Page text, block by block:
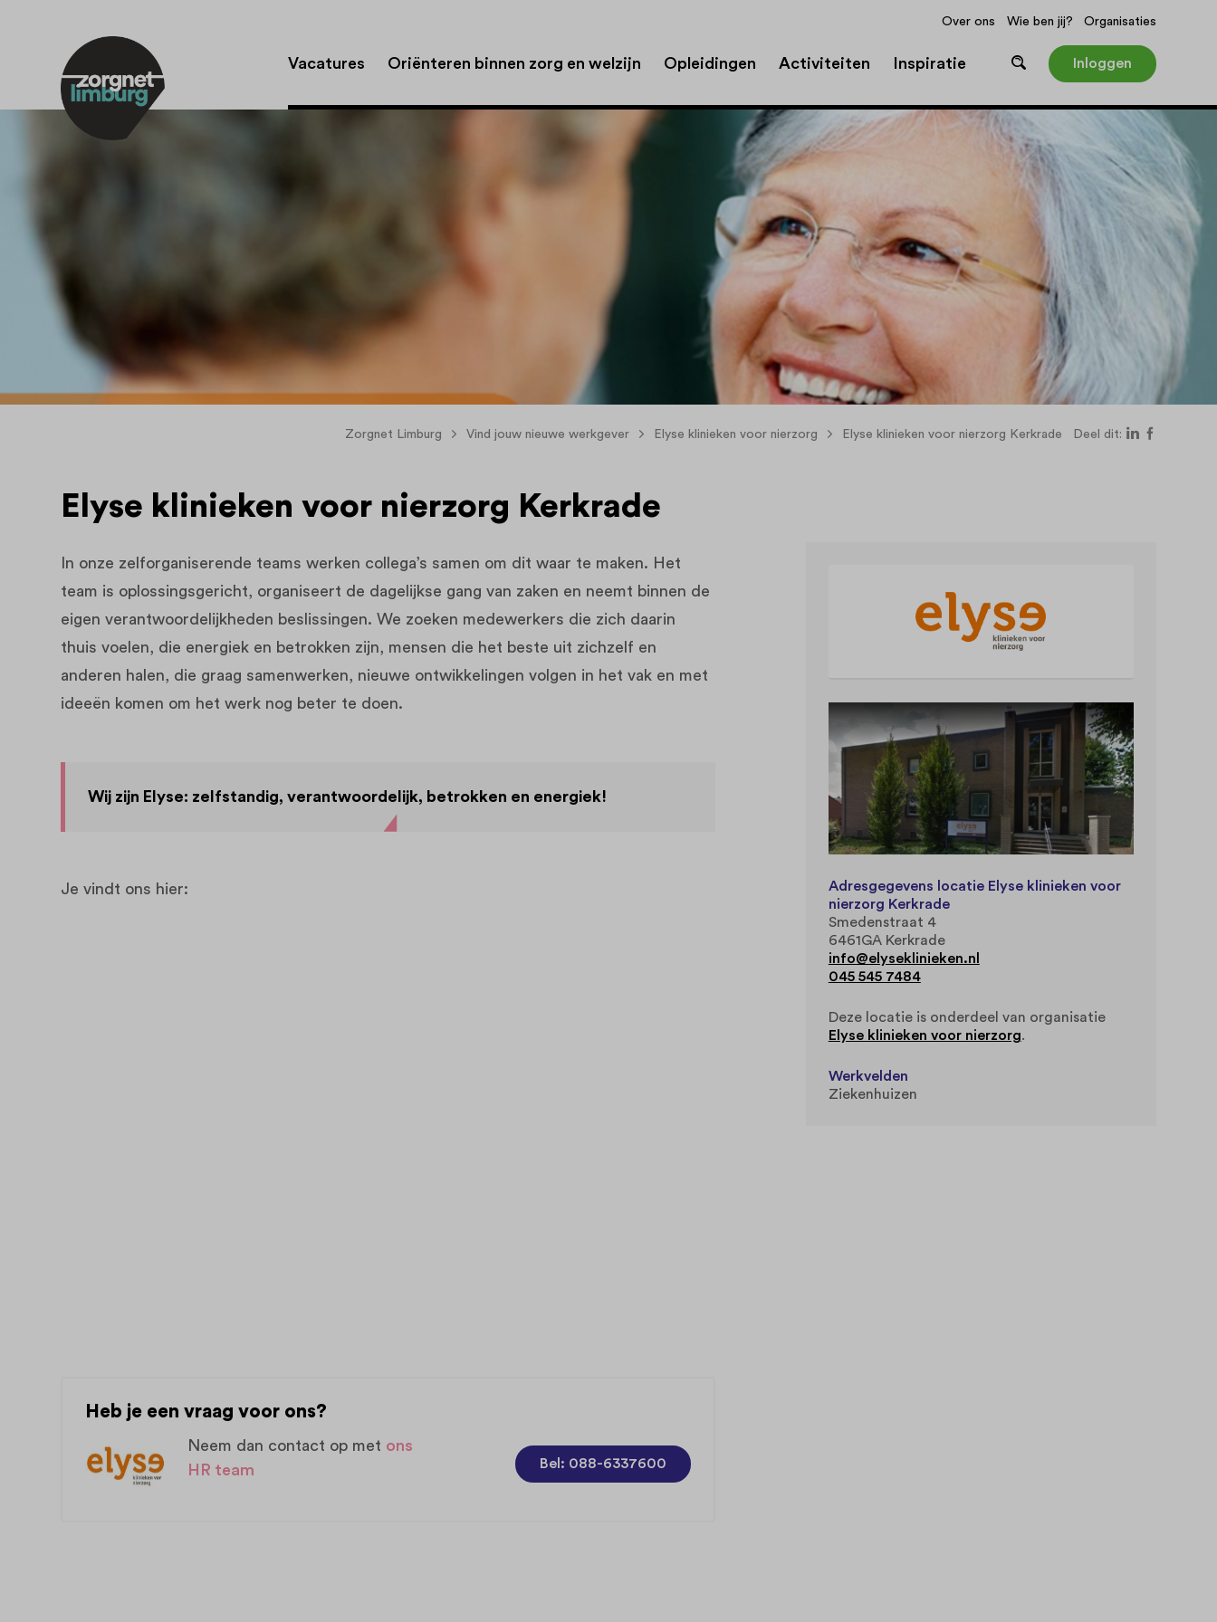
Over ons Wie ben jij? Organisaties
Vacatures Oriënteren binnen zorg en welzijn Opleidingen Activiteiten Inspiratie Inloggen
Zorgnet Limburg Vind jouw nieuwe werkgever Elyse klinieken voor nierzorg Elyse klinieken voor nierzorg Kerkrade Deel dit:
Elyse klinieken voor nierzorg Kerkrade
In onze zelforganiserende teams werken collega’s samen om dit waar te maken. Het
team is oplossingsgericht, organiseert de dagelijkse gang van zaken en neemt binnen de
eigen verantwoordelijkheden beslissingen. We zoeken medewerkers die zich daarin
thuis voelen, die energiek en betrokken zijn, mensen die het beste uit zichzelf en
anderen halen, die graag samenwerken, nieuwe ontwikkelingen volgen in het vak en met
ideeën komen om het werk nog beter te doen.
Wij zijn Elyse: zelfstandig, verantwoordelijk, betrokken en energiek!
Je vindt ons hier:
Heb je een vraag voor ons?
Neem dan contact op met ons
HR team
Bel: 088-6337600
Adresgegevens locatie Elyse klinieken voor
nierzorg Kerkrade
Smedenstraat 4
6461GA Kerkrade
info@elyseklinieken.nl
045 545 7484
Deze locatie is onderdeel van organisatie
Elyse klinieken voor nierzorg.
Werkvelden
Ziekenhuizen